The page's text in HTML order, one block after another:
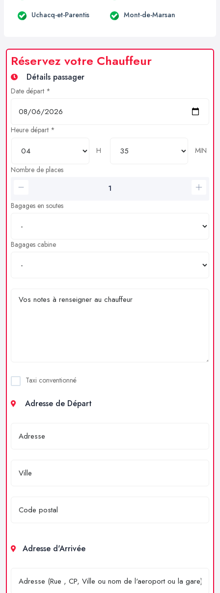
Uchacq-et-Parentis Mont-de-Marsan
Réservez votre Chauffeur
Détails passager
Date départ *
Heure départ *
H
MIN
Nombre de places
Bagages en soutes
Bagages cabine
Taxi conventionné
Adresse de Départ
Adresse d'Arrivée